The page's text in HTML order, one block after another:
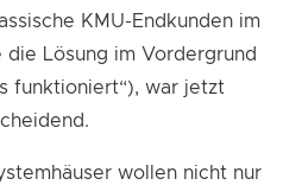
KMU-Endkunden im
die Lösung im Vordergrund
funktioniert“), war jetzt
wollen nicht nur